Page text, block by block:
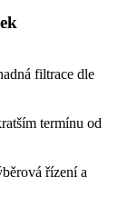
filtrace dle
termínu od
řízení a